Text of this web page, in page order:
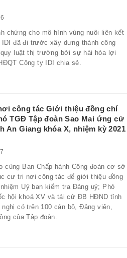
chứng cho mô hình vùng nuôi liên kết
đã đi trước xây dưng thành công
luật thị trường bởi sự hài hòa lợi
Công ty IDI chia sẻ.
công tác Giới thiệu đồng chí
TGĐ Tập đoàn Sao Mai ứng cử
Giang khóa X, nhiệm kỳ 2021
cùng Ban Chấp hành Công đoàn cơ sở
cư tri nơi công tác để giới thiệu đồng
Uỷ ban kiểm tra Đảng uỷ; Phó
hội khoá XV và tái cử ĐB HĐND tỉnh
có trên 100 cán bộ, Đảng viên,
của Tập đoàn.